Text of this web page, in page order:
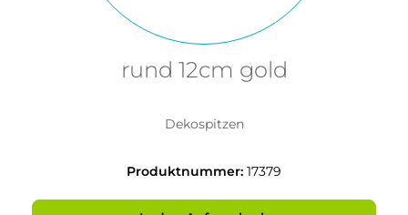
rund 12cm gold
Dekospitzen
Produktnummer: 17379